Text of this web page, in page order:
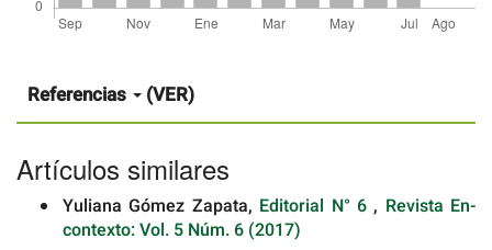
artículo
Referencias (VER)
Artículos similares
Yuliana Gómez Zapata, Editorial N° 6, Revista En-
contexto: Vol. 5 Núm. 6 (2017)